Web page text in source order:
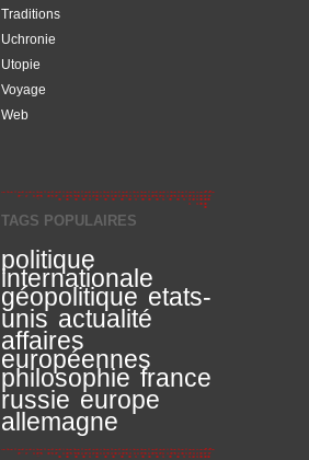
Traditions
Uchronie
Utopie
Voyage
Web
TAGS POPULAIRES
politique
internationale
géopolitique etats-
unis actualité
affaires
européennes
philosophie france
russie europe
allemagne